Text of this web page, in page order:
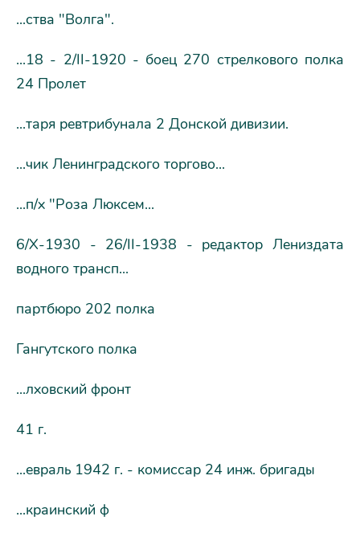
...ства "Волга".
...18 - 2/II-1920 - боец 270 стрелкового полка
24 Пролет
...таря ревтрибунала 2 Донской дивизии.
...чик Ленинградского торгово...
...п/х "Роза Люксем...
6/X-1930 - 26/II-1938 - редактор Лениздата
водного трансп...
партбюро 202 полка
Гангутского полка
...лховский фронт
41 г.
...евраль 1942 г. - комиссар 24 инж. бригады
...краинский ф